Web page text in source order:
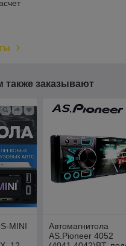
также заказывают
MINI
Автомагнитола
AS.Pioneer 4052